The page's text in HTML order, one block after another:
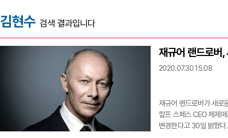
김현수 검색 결과입니다
재규어 랜드로버,
2020.07.30 15:08
재규어 랜드로버가 새로
랄프 스페스 CEO 체제
변경한다고 30일 밝혔